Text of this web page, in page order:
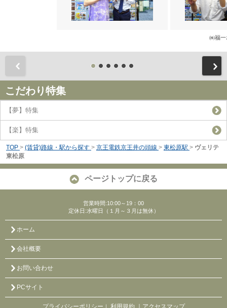
㈱福一
こだわり特集
【夢】特集
【楽】特集
TOP > (賃貸)路線・駅から探す > 京王電鉄京王井の頭線 > 東松原駅 > ヴェリテ
東松原
ページトップに戻る
営業時間:10:00～19：00
定休日:水曜日（１月～３月は無休）
ホーム
会社概要
お問い合わせ
PCサイト
プライバシーポリシー ｜ 利用規約 ｜アクセスマップ